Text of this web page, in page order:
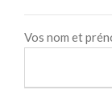
Vos nom et